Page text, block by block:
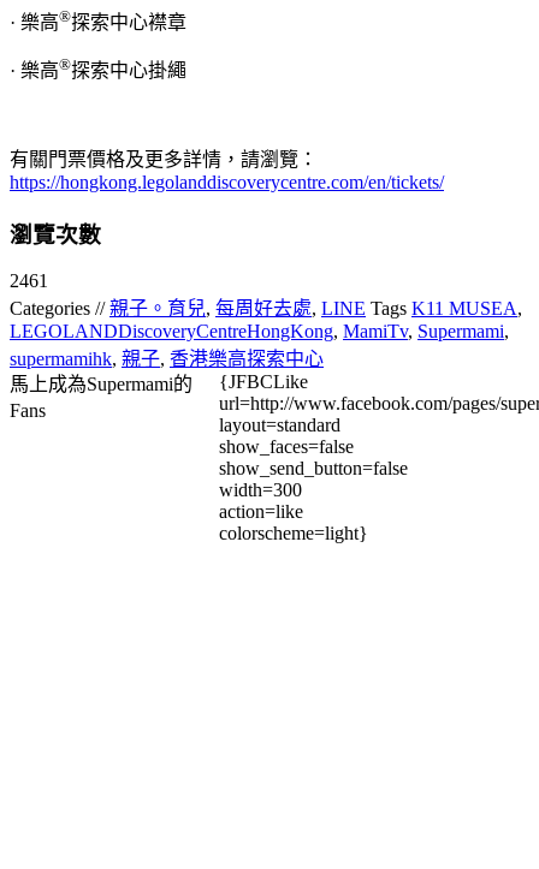
· 樂高®探索中心襟章
· 樂高®探索中心掛繩
有關門票價格及更多詳情，請瀏覽：
https://hongkong.legolanddiscoverycentre.com/en/tickets/
瀏覽次數
2461
Categories //親子。育兒, 每周好去處, LINE Tags K11 MUSEA,
LEGOLANDDiscoveryCentreHongKong, MamiTv, Supermami,
supermamihk, 親子, 香港樂高探索中心
馬上成為Supermami的
Fans
{JFBCLike
url=http://www.facebook.com/pages/
layout=standard
show_faces=false
show_send_button=false
width=300
action=like
colorscheme=light}